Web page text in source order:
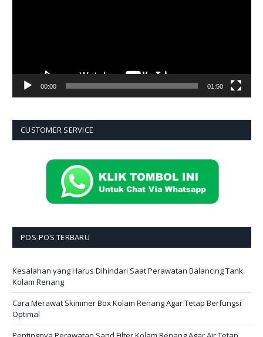
00:00 01:50
CUSTOMER SERVICE
POS-POS TERBARU
Kesalahan yang Harus Dihindari Saat Perawatan Balancing Tank
Kolam Renang
Cara Merawat Skimmer Box Kolam Renang Agar Tetap Berfungsi
Optimal